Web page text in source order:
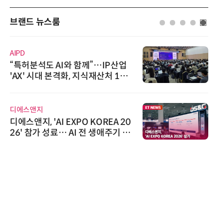
브랜드 뉴스룸
AIPD
“특허분석도 AI와 함께”…IP산업
'AX' 시대 본격화, 지식재산처 1호
디에스앤지
디에스앤지, 'AI EXPO KOREA 20
26' 참가 성료… AI 전 생애주기 아